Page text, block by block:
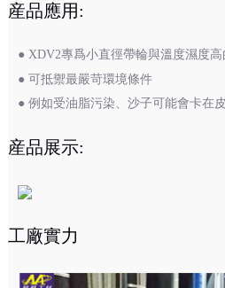
産品應用:
● XDV2專爲小直徑帶輪與溫度濕度
● 可抵禦最嚴苛環境條件
● 例如受油脂污染、沙子可能會卡在
産品展示:
工廠實力